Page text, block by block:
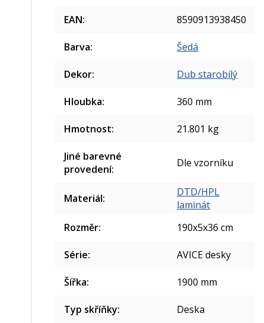
EAN: 8590913938450
Barva: Šedá
Dekor: Dub starobílý
Hloubka: 360 mm
Hmotnost: 21.801 kg
Jiné barevné
provedení: Dle vzorníku
Materiál:
DTD/HPL
laminát
Rozměr: 190x5x36 cm
Série: AVICE desky
Šířka: 1900 mm
Typ skříňky: Deska